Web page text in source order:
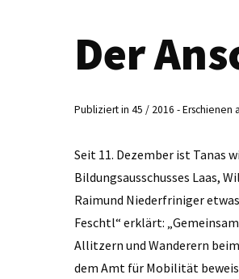
Der
Publiziert in 45 / 2016 - Erschienen
Seit 11. Dezember ist Tanas
Bildungsausschusses Laas,
Raimund Niederfriniger
Feschtl“ erklärt:
Allitzern und Wanderern
dem Amt für Mobilität